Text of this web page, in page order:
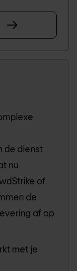
de dienst
nu
of
de
af op
met je